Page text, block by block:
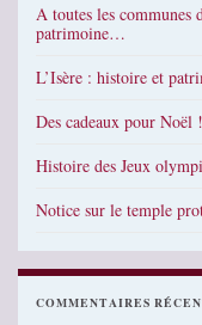
A toutes les communes
patrimoine…
L’Isère : histoire et
Des cadeaux pour Noël !
Histoire des Jeux
Notice sur le temple
COMMENTAIRES